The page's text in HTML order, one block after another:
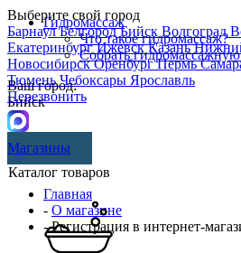
Выберите свой город
БарнаулБелгородБийск Волгоград
ЕкатеринбургИжевскКазань
НовосибирскОренбургПермь
ТюменьЧебоксары Ярославль
Перезвонить
Гидромассаж
Что такое гидромассаж?
Собрать
Ваш город:
Бийск
Магазины
Каталог товаров
Главная
- О магазине
- Регистрация в интернет-